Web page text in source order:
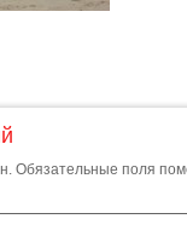
Обязательные поля